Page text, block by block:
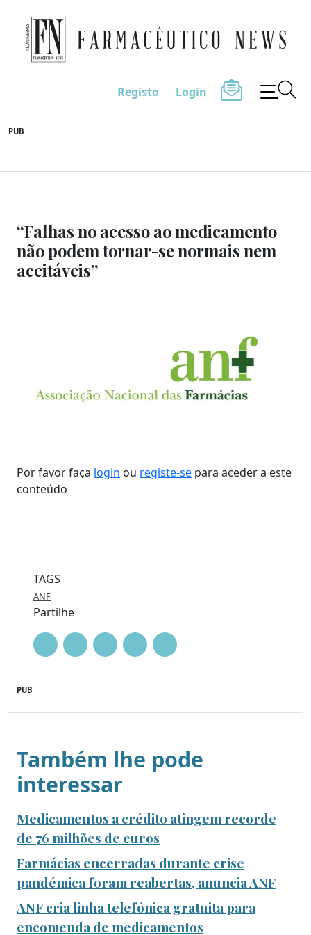
to
content
Farmacêutico News
Registo Login
PUB
“Falhas no acesso ao medicamento
não podem tornar-se normais nem
aceitáveis”
Por favor faça login ou registe-se para aceder a este
conteúdo
TAGS
ANF
Partilhe
PUB
Também lhe pode
interessar
Medicamentos a crédito atingem recorde
de 76 milhões de euros
Farmácias encerradas durante crise
pandémica foram reabertas, anuncia ANF
ANF cria linha telefónica gratuita para
encomenda de medicamentos